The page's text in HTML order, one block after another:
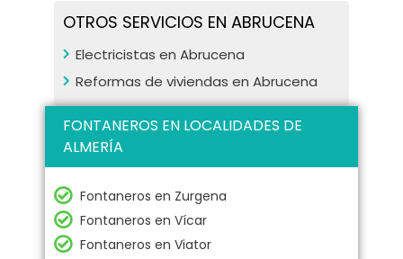
OTROS SERVICIOS EN ABRUCENA
Electricistas en Abrucena
Reformas de viviendas en Abrucena
FONTANEROS EN LOCALIDADES DE
ALMERÍA
Fontaneros en Zurgena
Fontaneros en Vícar
Fontaneros en Viator